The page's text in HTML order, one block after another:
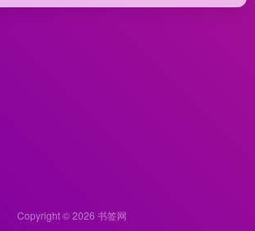
Copyright © 2026 书签网